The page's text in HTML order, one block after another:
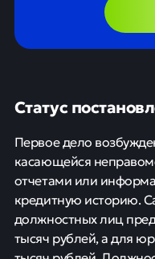
Статус
Первое дело
касающейся
отчетами или
кредитную историю.
должностных лиц
тысяч рублей, а для